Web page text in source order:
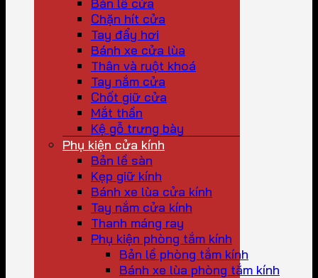
Chặn hít cửa
Tay đẩy hơi
Bánh xe cửa lùa
Thân và ruột khoá
Tay nắm cửa
Chốt giữ cửa
Mắt thần
Kệ gỗ trưng bày
Phụ kiện cửa kính
Bản lề sàn
Kẹp giữ kính
Bánh xe lùa cửa kính
Tay nắm cửa kính
Thanh máng ray
Phụ kiện phòng tắm kính
Bản lề phòng tắm kính
Bánh xe lùa phòng tắm kính